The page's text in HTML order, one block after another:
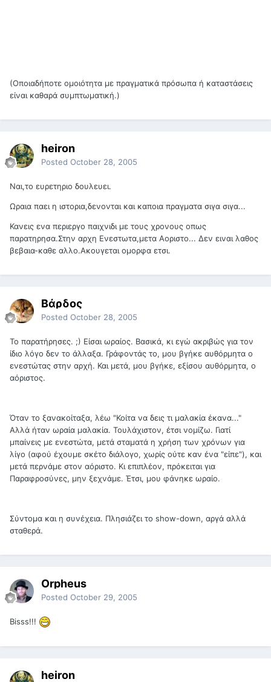
(Οποιαδήποτε ομοιότητα με πραγματικά πρόσωπα ή καταστάσεις
είναι καθαρά συμπτωματική.)
heiron
Posted October 28, 2005
Ναι,το ευρετηριο δουλευει.
Ωραια παει η ιστορια,δενονται και καποια πραγματα σιγα σιγα...
Κανεις ενα περιεργο παιχνιδι με τους χρονους οπως
παρατηρησα.Στην αρχη Ενεστωτα,μετα Αοριστο... Δεν ειναι λαθος
βεβαια-καθε αλλο.Ακουγεται ομορφα ετσι.
Βάρδος
Posted October 28, 2005
Το παρατήρησες. ;) Είσαι ωραίος. Βασικά, κι εγώ ακριβώς για τον
ίδιο λόγο δεν το άλλαξα. Γράφοντάς το, μου βγήκε αυθόρμητα ο
ενεστώτας στην αρχή. Και μετά, μου βγήκε, εξίσου αυθόρμητα, ο
αόριστος.
Όταν το ξανακοίταξα, λέω "Κοίτα να δεις τι μαλακία έκανα..."
Αλλά ήταν ωραία μαλακία. Τουλάχιστον, έτσι νομίζω. Γιατί
μπαίνεις με ενεστώτα, μετά σταματά η χρήση των χρόνων για
λίγο (αφού έχουμε σκέτο διάλογο, χωρίς ούτε καν ένα "είπε"), και
μετά περνάμε στον αόριστο. Κι επιπλέον, πρόκειται για
Παραφροσύνες, μην ξεχνάμε. Έτσι, μου φάνηκε ωραίο.
Σύντομα και η συνέχεια. Πλησιάζει το show-down, αργά αλλά
σταθερά.
Orpheus
Posted October 29, 2005
Bisss!!!
heiron